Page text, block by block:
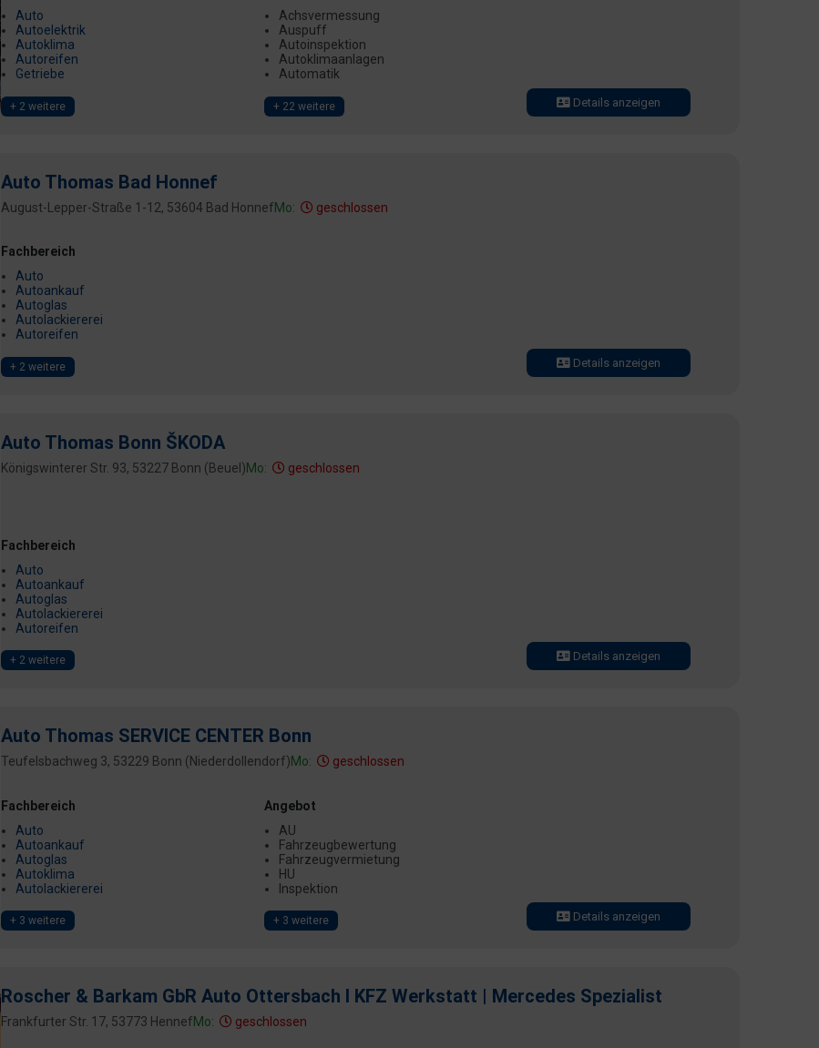
Auto
Autoelektrik
Autoklima
Autoreifen
Getriebe
+ 2 weitere
Achsvermessung
Auspuff
Autoinspektion
Autoklimaanlagen
Automatik
+ 22 weitere Details anzeigen
Auto Thomas Bad Honnef
August-Lepper-Straße 1-12, 53604 Bad HonnefMo: geschlossen
Fachbereich
Auto
Autoankauf
Autoglas
Autolackiererei
Autoreifen
+ 2 weitere Details anzeigen
Auto Thomas Bonn ŠKODA
Königswinterer Str. 93, 53227 Bonn (Beuel)Mo: geschlossen
Fachbereich
Auto
Autoankauf
Autoglas
Autolackiererei
Autoreifen
+ 2 weitere Details anzeigen
Auto Thomas SERVICE CENTER Bonn
Teufelsbachweg 3, 53229 Bonn (Niederdollendorf)Mo: geschlossen
Fachbereich
Auto
Autoankauf
Autoglas
Autoklima
Autolackiererei
+ 3 weitere
Angebot
AU
Fahrzeugbewertung
Fahrzeugvermietung
HU
Inspektion
+ 3 weitere Details anzeigen
Roscher & Barkam GbR Auto Ottersbach I KFZ Werkstatt | Mercedes Spezialist
Frankfurter Str. 17, 53773 HennefMo: geschlossen